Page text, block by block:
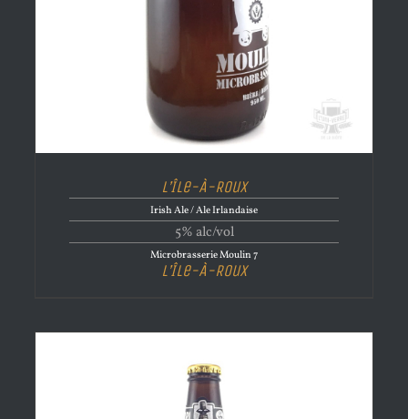
L’Île-À-Roux
Irish Ale / Ale Irlandaise
5% alc/vol
Microbrasserie Moulin 7
L’Île-À-Roux